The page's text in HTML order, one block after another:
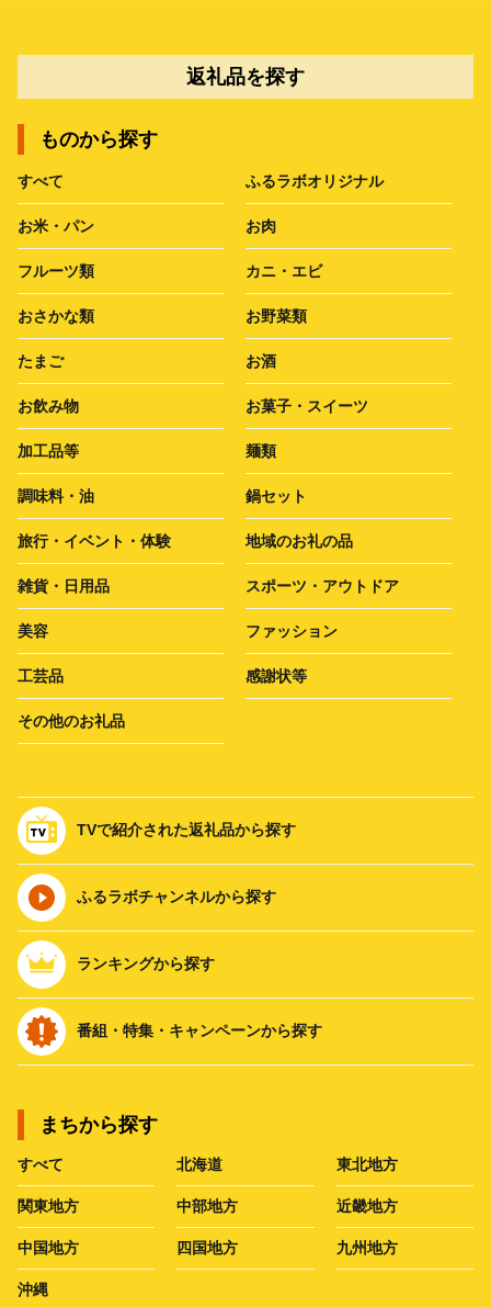
返礼品を探す
ものから探す
すべて ふるラボオリジナル
お米・パン お肉
フルーツ類 カニ・エビ
おさかな類 お野菜類
たまご お酒
お飲み物 お菓子・スイーツ
加工品等 麺類
調味料・油 鍋セット
旅行・イベント・体験 地域のお礼の品
雑貨・日用品 スポーツ・アウトドア
美容 ファッション
工芸品 感謝状等
その他のお礼品
TVで紹介された返礼品から探す
ふるラボチャンネルから探す
ランキングから探す
番組・特集・キャンペーンから探す
まちから探す
すべて 北海道 東北地方
関東地方 中部地方 近畿地方
中国地方 四国地方 九州地方
沖縄